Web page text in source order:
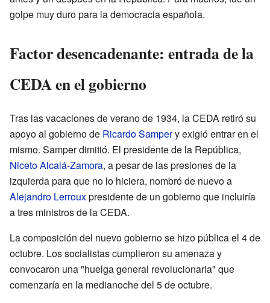
golpe muy duro para la democracia española.
Factor desencadenante: entrada de la
CEDA en el gobierno
Tras las vacaciones de verano de 1934, la CEDA retiró su
apoyo al gobierno de Ricardo Sampery exigió entrar en el
mismo. Samper dimitió. El presidente de la República,
Niceto Alcalá-Zamora, a pesar de las presiones de la
izquierda para que no lo hiciera, nombró de nuevo a
Alejandro Lerrouxpresidente de un gobierno que incluiría
a tres ministros de la CEDA.
La composición del nuevo gobierno se hizo pública el 4 de
octubre. Los socialistas cumplieron su amenaza y
convocaron una "huelga general revolucionaria" que
comenzaría en la medianoche del 5 de octubre.